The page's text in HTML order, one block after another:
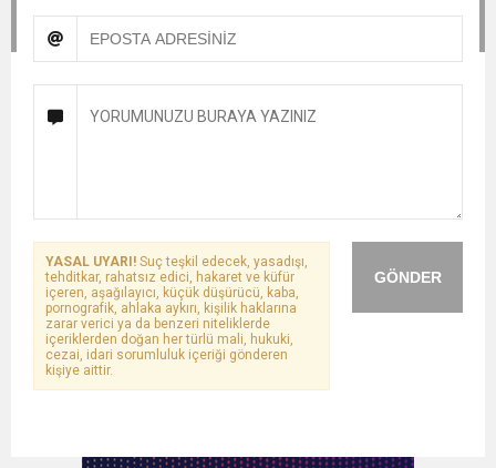
GÖNDER
YASAL UYARI! Suç teşkil edecek, yasadışı,
tehditkar, rahatsız edici, hakaret ve küfür
içeren, aşağılayıcı, küçük düşürücü, kaba,
pornografik, ahlaka aykırı, kişilik haklarına
zarar verici ya da benzeri niteliklerde
içeriklerden doğan her türlü mali, hukuki,
cezai, idari sorumluluk içeriği gönderen
kişiye aittir.